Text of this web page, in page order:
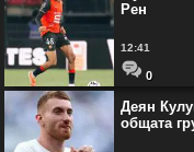
Рен
12:41
0
Деян
общата